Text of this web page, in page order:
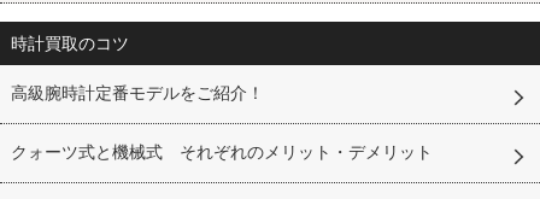
時計買取のコツ
高級腕時計定番モデルをご紹介！
クォーツ式と機械式 それぞれのメリット・デメリット